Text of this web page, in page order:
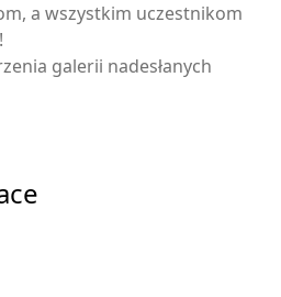
a wszystkim uczestnikom
galerii nadesłanych